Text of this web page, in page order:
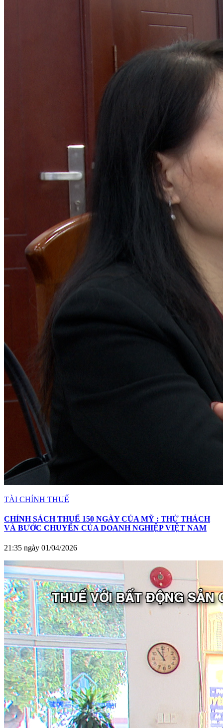
TÀI CHÍNH THUẾ
CHÍNH SÁCH THUẾ 150 NGÀY CỦA MỸ : THỬ THÁCH
VÀ BƯỚC CHUYỂN CỦA DOANH NGHIỆP VIỆT NAM
21:35 ngày 01/04/2026